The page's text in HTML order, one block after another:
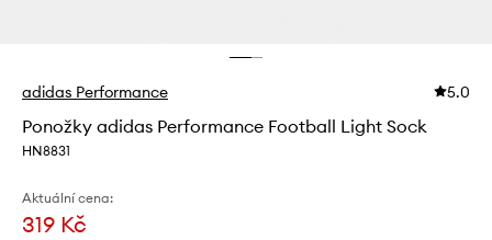
adidas Performance 5.0
Ponožky adidas Performance Football Light Sock
HN8831
Aktuální cena:
319 Kč